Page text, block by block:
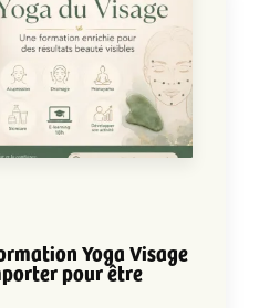
Yoga Visage
pour être